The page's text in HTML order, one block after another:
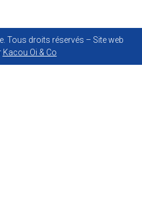
Tous droits réservés – Site web
Kacou Oi & Co